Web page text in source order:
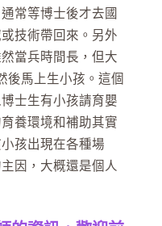
常等博士後才去國
技術帶回來。另外
當兵時間長，但大
後馬上生小孩。這個
士生有小孩請育嬰
養環境和補助其實
孩出現在各種場
因，大概還是個人